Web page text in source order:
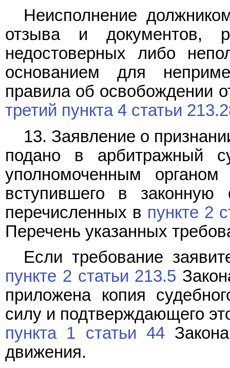
Неисполнение
отзыва и документов,
недостоверных либо
основанием для
правила об освобождении
третий пункта 4 статьи
13. Заявление о
подано в арбитражный
уполномоченным
вступившего в законную
перечисленных в пункте 2
Перечень указанных
Если требование
пункте 2 статьи 213.5
приложена копия
силу и подтверждающего
пункта 1 статьи 44Закона
движения.